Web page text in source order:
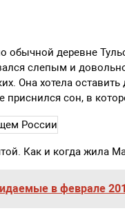
обычной деревне
слепым и
Она хотела
сон, в
Как и когда жила
в феврале